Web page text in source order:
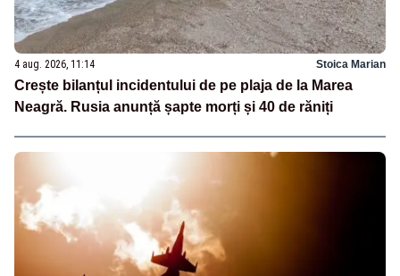
4 aug. 2026, 11:14 Stoica Marian
Crește bilanțul incidentului de pe plaja de la Marea
Neagră. Rusia anunță șapte morți și 40 de răniți